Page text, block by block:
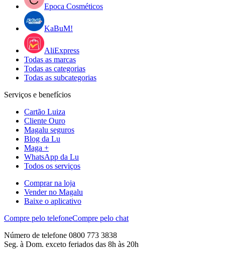
Epoca Cosméticos
KaBuM!
AliExpress
Todas as marcas
Todas as categorias
Todas as subcategorias
Serviços e benefícios
Cartão Luiza
Cliente Ouro
Magalu seguros
Blog da Lu
Maga +
WhatsApp da Lu
Todos os serviços
Comprar na loja
Vender no Magalu
Baixe o aplicativo
Compre pelo telefoneCompre pelo chat
Número de telefone 0800 773 3838
Seg. à Dom. exceto feriados das 8h às 20h